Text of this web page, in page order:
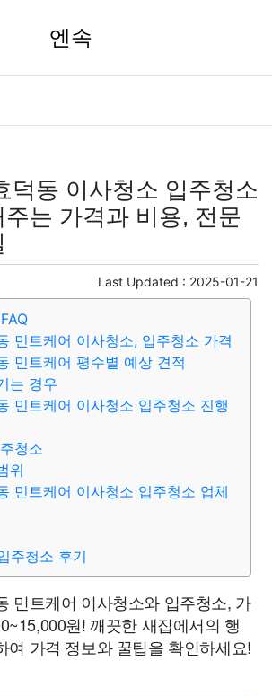
엔속
덕동 이사청소 입주청소
는 가격과 비용, 전문
Last Updated : 2025-01-21
민트케어 이사청소, 입주청소 가격
민트케어 평수별 예상 견적
는 경우
민트케어 이사청소 입주청소 진행
청소
위
민트케어 이사청소 입주청소 업체
주청소 후기
민트케어 이사청소와 입주청소, 가
원! 깨끗한 새집에서의 행
여 가격 정보와 꿀팁을 확인하세요!